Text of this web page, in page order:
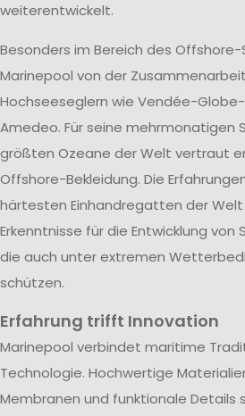
weiterentwickelt.
Besonders im Bereich des
Marinepool von der
Hochseeseglern wie Vendée-
Amedeo. Für seine mehrmonatigen
größten Ozeane der Welt vertraut
Offshore-Bekleidung. Die
härtesten Einhandregatten der
Erkenntnisse für die Entwicklung von
die auch unter extremen
schützen.
Erfahrung trifft Innovation
Marinepool verbindet maritime
Technologie. Hochwertige
Membranen und funktionale Details